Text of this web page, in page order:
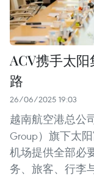
ACV携手太
路
26/06/2025 19:03
越南航空港总公
Group）旗下太
机场提供全部必
务、旅客、行李